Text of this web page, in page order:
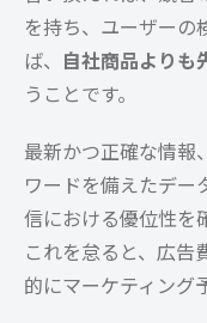
を持ち、ユーザーの
ば、 自社商品よりも
うことです。
最新かつ正確な情報
ワードを備えたデー
信における優位性を
これを怠ると、広告
的にマーケティング